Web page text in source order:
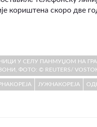
кориштена скоро две
У СЕЛУ ПАНМУЏОМ НА
ФОТО: © REUTERS/
ЈУЖНАКОРЕЈА